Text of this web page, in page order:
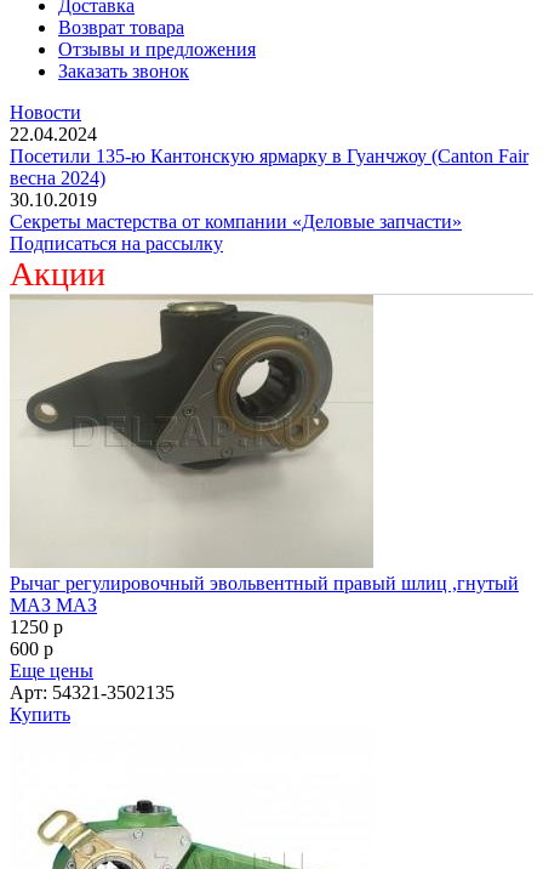
Доставка
Возврат товара
Отзывы и предложения
Заказать звонок
Новости
22.04.2024
Посетили 135-ю Кантонскую ярмарку в Гуанчжоу (Canton Fair
весна 2024)
30.10.2019
Секреты мастерства от компании «Деловые запчасти»
Подписаться на рассылку
Акции
Рычаг регулировочный эвольвентный правый шлиц ,гнутый
МАЗ МАЗ
1250 p
600 p
Еще цены
Арт: 54321-3502135
Купить